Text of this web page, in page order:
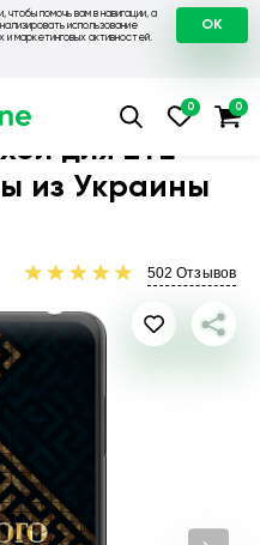
помочь вам в навигации, а
использование
маркетинговых активностей.
OK
ZTE Чехол для ZTE Blade
для ZTE
из Украины
502 Отзывов